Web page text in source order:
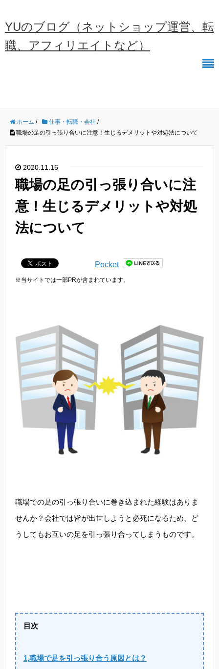
YUのブログ（ネットショップ運営、転
職、アフィリエイトなど）
ホーム / 仕事・転職・会社 /
職場の足の引っ張り合いに注意！生じるデメリットや対処法について
2020.11.16
職場の足の引っ張り合いに注
意！生じるデメリットや対処
法について
Pocket
※当サイトでは一部PRが含まれています。
職場での足の引っ張り合いに巻き込まれた経験はありま
せんか？会社では皆が出世しようと必死になるため、ど
うしてもお互いの足を引っ張り合ってしまうものです。
目次
1,職場で足を引っ張り合う原因とは？